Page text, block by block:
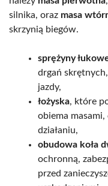
silnika, oraz masa
skrzynią biegów.
sprężyny
drgań
jazdy,
łożyska, które
obiema
działaniu,
obudowa koła
ochronną,
przed